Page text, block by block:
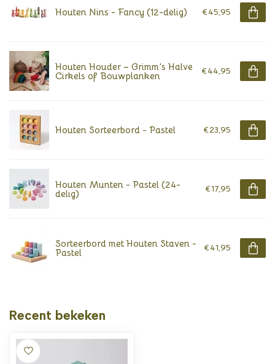
Houten Nins - Fancy (12-delig) €45,95
Houten Houder – Grimm’s Halve
Cirkels of Bouwplanken €44,95
Houten Sorteerbord - Pastel €23,95
Houten Munten - Pastel (24-
delig) €17,95
Sorteerbord met Houten Staven -
Pastel €41,95
Recent bekeken